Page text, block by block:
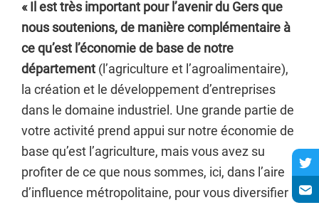
« Il est très important pour l’avenir du Gers que
nous soutenions, de manière complémentaire à
ce qu’est l’économie de base de notre
département (l’agriculture et l’agroalimentaire),
la création et le développement d’entreprises
dans le domaine industriel. Une grande partie de
votre activité prend appui sur notre économie de
base qu’est l’agriculture, mais vous avez su
profiter de ce que nous sommes, ici, dans l’aire
d’influence métropolitaine, pour vous diversifier